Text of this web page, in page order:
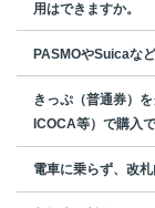
用はできますか。
PASMOやSuicaな
きっぷ（普通券）
ICOCA等）で購入
電車に乗らず、改